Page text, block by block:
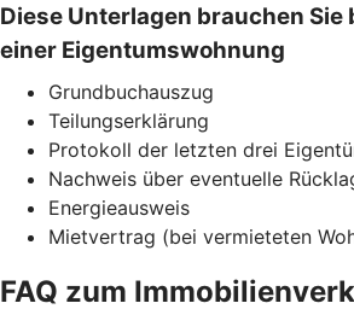
Diese Unterlagen brauchen Sie
einer Eigentumswohnung
Grundbuchauszug
Teilungserklärung
Protokoll der letzten drei
Nachweis über eventuelle
Energieausweis
Mietvertrag (bei vermieteten
FAQ zum